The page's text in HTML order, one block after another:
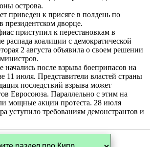
острова.
приведен к присяге в полдень по
президентском дворце.
приступил к перестановкам в
распада коалиции с демократической
2 августа объявила о своем решении
начались после взрыва боеприпасов на
11 июля. Представители властей страны
последствий взрыва может
Евросоюза. Параллельно с этим на
мощные акции протеста. 28 июля
уступило требованиям демонстрантов и